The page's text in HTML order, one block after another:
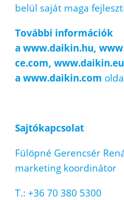
belül saját maga
További információk
a www.daikin.hu,
ce.com, www.daikin.eu
a www.daikin.com
Sajtókapcsolat
Fülöpné Gerencsér
marketing koordinátor
T.: +36 70 380 5300